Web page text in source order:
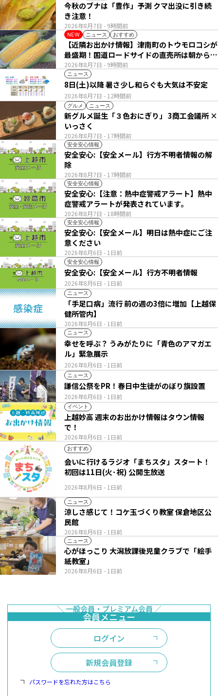
2026年8月7日 - 9時間前
今秋のブナは「豊作」予測 クマ出没に引き続
き注意！
NEW ニュース おすすめ
2026年8月7日 - 9時間前
【近隣お出かけ情報】津南町のトウモロコシが
最盛期！国道ロードサイドの直売所は朝から長
い列
ニュース
2026年8月7日 - 12時間前
8日(土)以降 暑さ少し和らぐも大気は不安定
グルメ ニュース
2026年8月7日 - 17時間前
新グルメ誕生「３色おにぎり」 3商工会議所 ×
いっさく
安全安心情報
2026年8月7日 - 17時間前
安全安心:【安全メール】行方不明者情報の解
除
安全安心情報
2026年8月7日 - 18時間前
安全安心:【注意：熱中症警戒アラート】熱中
症警戒アラートが発表されています。
安全安心情報
2026年8月6日 - 1日前
安全安心:【安全メール】明日は熱中症にご注
意ください
安全安心情報
2026年8月6日 - 1日前
安全安心:【安全メール】行方不明者情報
ニュース
2026年8月6日 - 1日前
「手足口病」流行 前の週の3倍に増加【上越保
健所管内】
ニュース
2026年8月6日 - 1日前
幸せを呼ぶ？ うみがたりに「青色のアマガエ
ル」緊急展示
ニュース
2026年8月6日 - 1日前
謙信公祭をPR！春日中生徒がのぼり旗設置
イベント
2026年8月6日 - 1日前
上越妙高 週末のお出かけ情報はタウン情報
で！
おすすめ
2026年8月6日 - 1日前
会いに行けるラジオ「まちスタ」スタート！
初回は11日(火･祝) 公開生放送
ニュース
2026年8月6日 - 1日前
涼しさ感じて！コケ玉づくり教室 保倉地区公
民館
ニュース
2026年8月6日 - 1日前
心がほっこり 大潟放課後児童クラブで「絵手
紙教室」
ログイン
新規会員登録
パスワードを忘れた方はこちら